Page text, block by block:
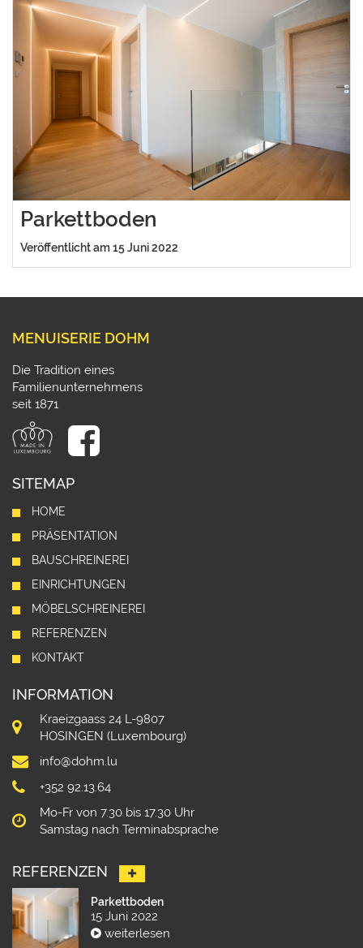
Parkettboden
Veröffentlicht am 15 Juni 2022
MENUISERIE DOHM
Die Tradition eines
Familienunternehmens
seit 1871
SITEMAP
HOME
PRÄSENTATION
BAUSCHREINEREI
EINRICHTUNGEN
MÖBELSCHREINEREI
REFERENZEN
KONTAKT
INFORMATION
Kraeizgaass 24 L-9807
HOSINGEN (Luxembourg)
info@dohm.lu
+352 92.13.64
Mo-Fr von 7.30 bis 17.30 Uhr
Samstag nach Terminabsprache
REFERENZEN
Parkettboden
15 Juni 2022
weiterlesen